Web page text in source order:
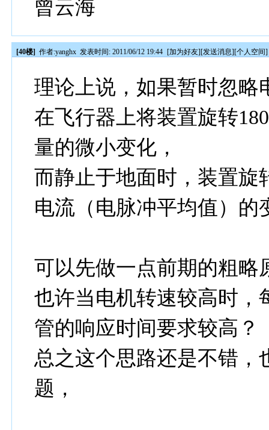
曾云海
[40楼] 作者:yanghx 发表时间: 2011/06/12 19:44 [加为好友][发送消息][个人空间]
理论上说，如果暂时忽略
在飞行器上将装置旋转
量的微小变化，
而静止于地面时，装置旋
电流（电脉冲平均值）的
可以先做一点前期的粗略
也许当电机转速较高时，
管的响应时间要求较高？
总之这个思路还是不错，
题，